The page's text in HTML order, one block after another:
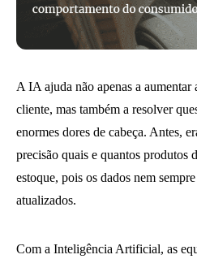
A IA ajuda não apenas a aumentar
cliente, mas também a resolver
enormes dores de cabeça. Antes,
precisão quais e quantos produtos
estoque, pois os dados nem
atualizados.
Com a Inteligência Artificial, as